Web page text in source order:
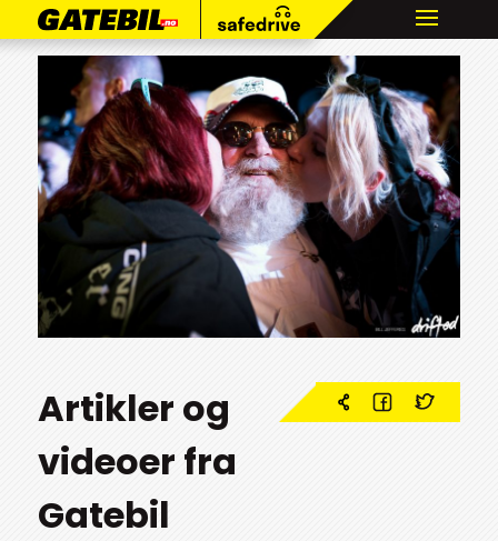
Artikler og
videoer fra
Gatebil